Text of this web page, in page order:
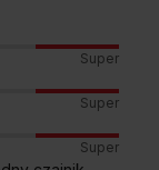
Super
Super
Super